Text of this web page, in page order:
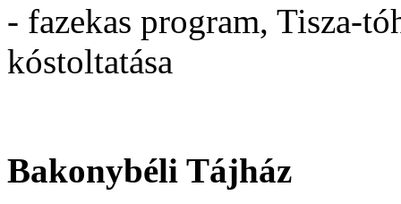
- fazekas program, Tisza-
kóstoltatása
Bakonybéli Tájház